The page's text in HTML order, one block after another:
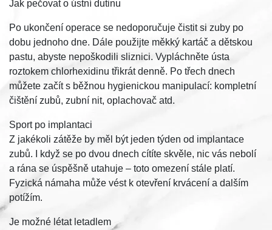
Jak pečovat o ústní dutinu
Po ukončení operace se nedoporučuje čistit si zuby po
dobu jednoho dne. Dále použijte měkký kartáč a dětskou
pastu, abyste nepoškodili sliznici. Vypláchněte ústa
roztokem chlorhexidinu třikrát denně. Po třech dnech
můžete začít s běžnou hygienickou manipulací: kompletní
čištění zubů, zubní nit, oplachovač atd.
Sport po implantaci
Z jakékoli zátěže by měl být jeden týden od implantace
zubů. I když se po dvou dnech cítíte skvěle, nic vás nebolí
a rána se úspěšně utahuje – toto omezení stále platí.
Fyzická námaha může vést k otevření krvácení a dalším
potížím.
Je možné létat letadlem